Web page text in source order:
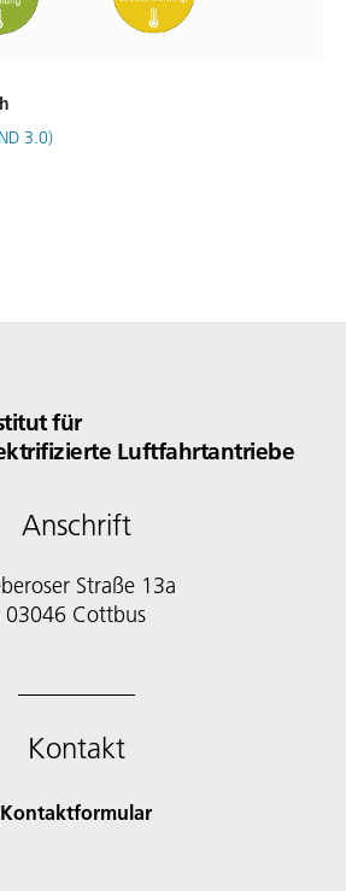
3.0)
für
Luftfahrtantriebe
Anschrift
Straße 13a
03046 Cottbus
Kontakt
Kontaktformular